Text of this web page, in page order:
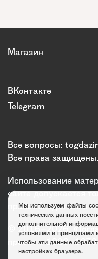
Магазин
ВКонтакте
Telegram
Все вопросы:
Все права защищены.
Использование
сайте допускается
правообладателя и
© 2016–2026.
проект о
Мы используем файлы
технических данных
дополнительной
условиями и принципами
чтобы эти данные
настройках браузера.